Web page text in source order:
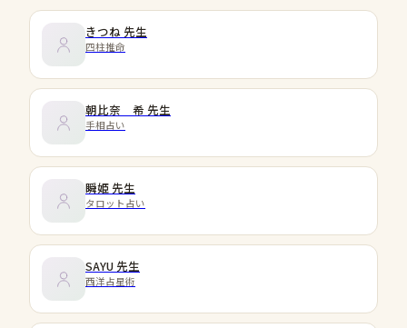
きつね 先生
四柱推命
朝比奈 希 先生
手相占い
瞬姫 先生
タロット占い
SAYU 先生
西洋占星術